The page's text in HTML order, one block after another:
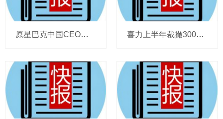
原星巴克中国CEO蔡德粦掌舵恒隆，百胜中国完成必胜客内地所有权收购，泸溪河迎来反转，帝亚吉欧裁减岗位计划发布，秋天第一杯奶茶爆单 喜力上半年裁撤3000岗位，太古可口可乐总裁说饮料品类增长态势良好，华润饮料下半年要打三场关键战役，帝亚吉欧新帅努力应对白酒市场影响